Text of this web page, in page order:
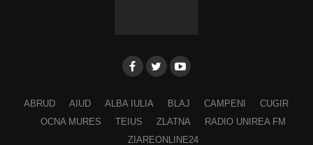
ABRUD AIUD ALBA IULIA BLAJ CAMPENI
CUGIR
OCNA MURES
TEIUS ZLATNA
RADIO UNIREA FM
ZIAREONLINE24